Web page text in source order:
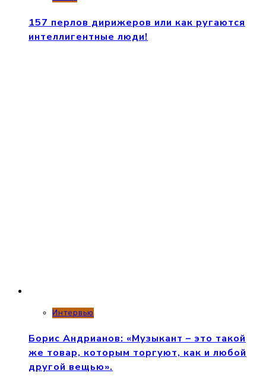
157 перлов дирижеров или как ругаются
интеллигентные люди!
Интервью
Борис Андрианов: «Музыкант – это такой
же товар, которым торгуют, как и любой
другой вещью».